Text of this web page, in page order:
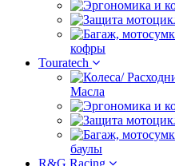
кофры
Touratech
Масла
баулы
R&G Racing